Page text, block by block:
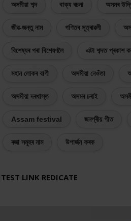
অসমীয়া শব্দ বাক্য ৰচনা অসমৰ
জীৱ-জন্তু নাম গণিতৰ সূত্ৰাৱলী
বিশেষ্যৰ পৰা বিশেষণলৈ এটা শব্দত প্ৰকাশ
মহান লোকৰ বাণী অসমীয়া নেওঁতা
অসমীয়া দৰখাস্ত অসমৰ চৰাই
Assam festival জনপ্ৰীয় গীত
ৰজা সমূহৰ নাম উপাৰ্জন কৰক
TEST LINK REDICATE